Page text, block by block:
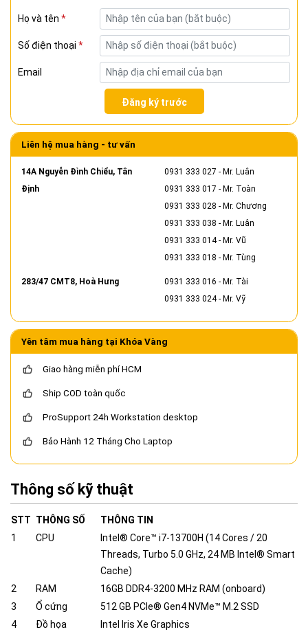
Họ và tên *
Số điện thoại *
Email
Đăng ký trước
Liên hệ mua hàng - tư vấn
14A Nguyễn Đình Chiểu, Tân
Định
0931 333 027 - Mr. Luân
0931 333 017 - Mr. Toàn
0931 333 028 - Mr. Chương
0931 333 038 - Mr. Luân
0931 333 014- Mr. Vũ
0931 333 018 - Mr. Tùng
283/47 CMT8, Hoà Hưng 0931 333 016 - Mr. Tài
0931 333 024- Mr. Vỹ
Yên tâm mua hàng tại Khóa Vàng
Giao hàng miễn phí HCM
Ship COD toàn quốc
ProSupport 24h Workstation desktop
Bảo Hành 12 Tháng Cho Laptop
Thông số kỹ thuật
STT THÔNG SỐ
THÔNG TIN
1
CPU
Intel® Core™ i7-13700H (14 Cores / 20
Threads, Turbo 5.0 GHz, 24 MB Intel® Smart
Cache)
2
RAM
16GB DDR4-3200 MHz RAM (onboard)
3
Ổ cứng
512 GB PCIe® Gen4 NVMe™ M.2 SSD
4
Đồ họa
‎Intel Iris Xe Graphics